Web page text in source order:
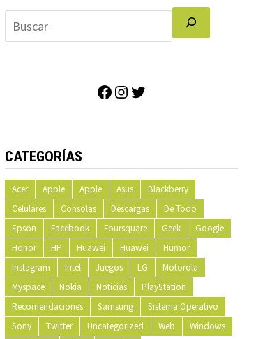
Facebook
Instagram
CATEGORÍAS
Acer Apple Apple Asus
Blackberry
Celulares
Consolas Descargas
De Todo
Epson
Facebook Foursquare Geek
Google
Honor
HP Huawei Huawei
Humor
Instagram
Intel Juegos LG
Motorola
Myspace
Nokia Noticias
PlayStation
Recomendaciones
Samsung
Sistema Operativo
Sony
Twitter Uncategorized Web
Windows